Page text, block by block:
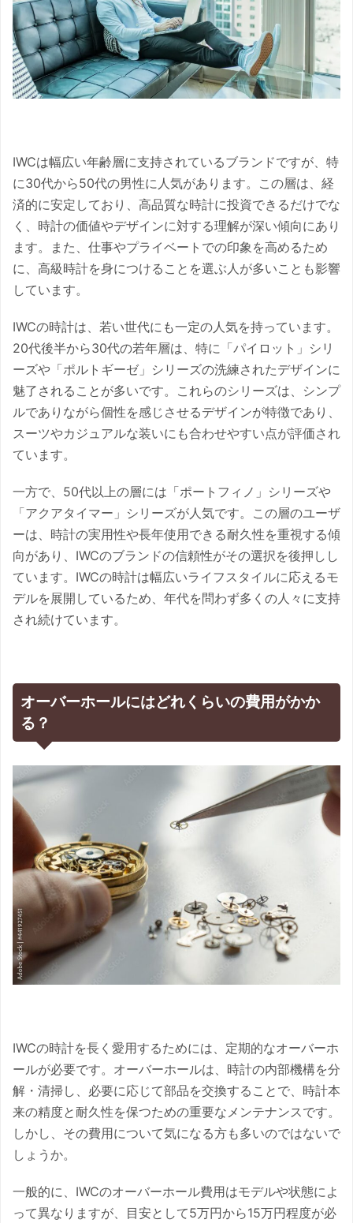
IWCは幅広い年齢層に支持されているブランドですが、特
に30代から50代の男性に人気があります。この層は、経
済的に安定しており、高品質な時計に投資できるだけでな
く、時計の価値やデザインに対する理解が深い傾向にあり
ます。また、仕事やプライベートでの印象を高めるため
に、高級時計を身につけることを選ぶ人が多いことも影響
しています。
IWCの時計は、若い世代にも一定の人気を持っています。
20代後半から30代の若年層は、特に「パイロット」シリ
ーズや「ポルトギーゼ」シリーズの洗練されたデザインに
魅了されることが多いです。これらのシリーズは、シンプ
ルでありながら個性を感じさせるデザインが特徴であり、
スーツやカジュアルな装いにも合わせやすい点が評価され
ています。
一方で、50代以上の層には「ポートフィノ」シリーズや
「アクアタイマー」シリーズが人気です。この層のユーザ
ーは、時計の実用性や長年使用できる耐久性を重視する傾
向があり、IWCのブランドの信頼性がその選択を後押しし
ています。IWCの時計は幅広いライフスタイルに応えるモ
デルを展開しているため、年代を問わず多くの人々に支持
され続けています。
オーバーホールにはどれくらいの費用がかか
る？
IWCの時計を長く愛用するためには、定期的なオーバーホ
ールが必要です。オーバーホールは、時計の内部機構を分
解・清掃し、必要に応じて部品を交換することで、時計本
来の精度と耐久性を保つための重要なメンテナンスです。
しかし、その費用について気になる方も多いのではないで
しょうか。
一般的に、IWCのオーバーホール費用はモデルや状態によ
って異なりますが、目安として5万円から15万円程度が必